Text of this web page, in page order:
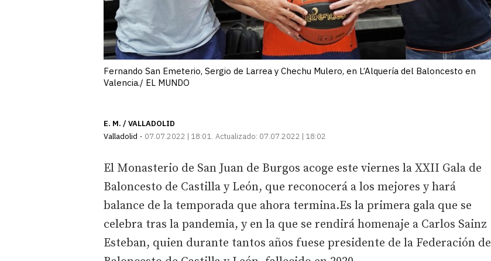
Fernando San Emeterio, Sergio de Larrea y Chechu Mulero, en L’Alquería del Baloncesto en
Valencia./ EL MUNDO
E. M. / VALLADOLID
Valladolid
07.07.2022 | 18:01 Actualizado: 07.07.2022 | 18:02
El Monasterio de San Juan de Burgos acoge este viernes la XXII Gala de
Baloncesto de Castilla y León, que reconocerá a los mejores y hará
balance de la temporada que ahora termina.Es la primera gala que se
celebra tras la pandemia, y en la que se rendirá homenaje a Carlos Sainz
Esteban, quien durante tantos años fuese presidente de la Federación de